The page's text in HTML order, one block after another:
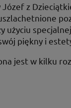
Józef z
użyciu
piękny i
jest w kilku